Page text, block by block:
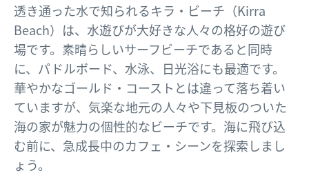
透き通った水で知られるキラ・ビーチ（Kirra
Beach）は、水遊びが大好きな人々の格好の遊び
場です。素晴らしいサーフビーチであると同時
に、パドルボード、水泳、日光浴にも最適です。
華やかなゴールド・コーストとは違って落ち着い
ていますが、気楽な地元の人々や下見板のついた
海の家が魅力の個性的なビーチです。海に飛び込
む前に、急成長中のカフェ・シーンを探索しまし
ょう。